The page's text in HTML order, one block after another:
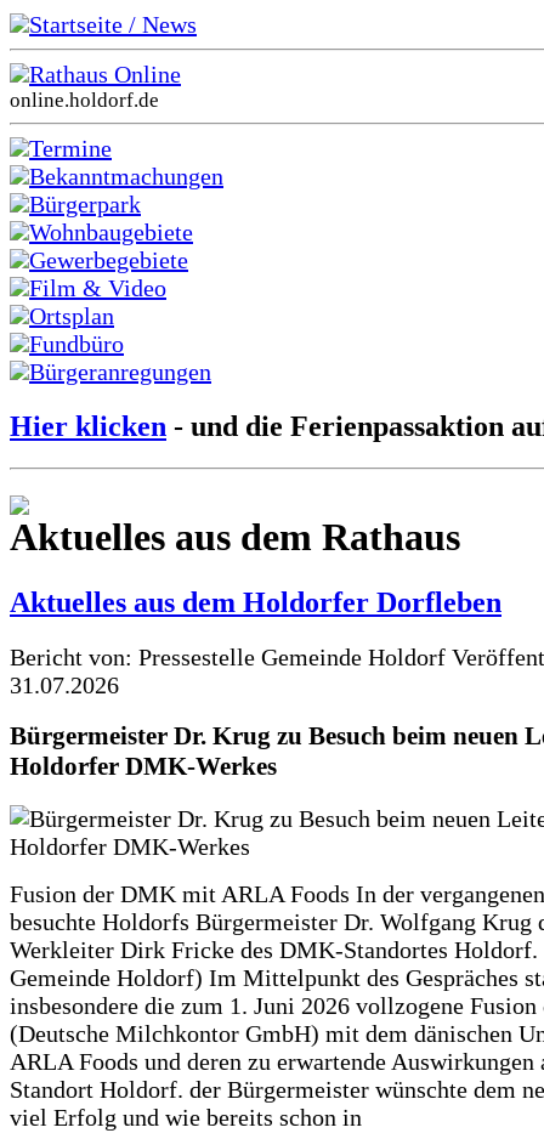
Startseite / News
Rathaus Online
online.holdorf.de
Termine
Bekanntmachungen
Bürgerpark
Wohnbaugebiete
Gewerbegebiete
Film & Video
Ortsplan
Fundbüro
Bürgeranregungen
Hier klicken - und die Ferienpassaktion
Aktuelles aus dem Rathaus
Aktuelles aus dem Holdorfer Dorfleben
Bericht von: Pressestelle Gemeinde Holdorf
31.07.2026
Bürgermeister Dr. Krug zu Besuch beim neuen
Holdorfer DMK-Werkes
Fusion der DMK mit ARLA Foods In der
besuchte Holdorfs Bürgermeister Dr. Wolfgang Krug
Werkleiter Dirk Fricke des DMK-Standortes Holdorf.
Gemeinde Holdorf) Im Mittelpunkt des Gespräches
insbesondere die zum 1. Juni 2026 vollzogene
(Deutsche Milchkontor GmbH) mit dem dänischen
ARLA Foods und deren zu erwartende Auswirkungen
Standort Holdorf. der Bürgermeister wünschte dem
viel Erfolg und wie bereits schon in